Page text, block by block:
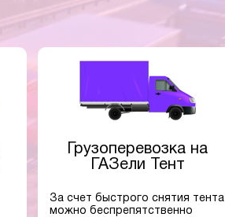
Грузоперевозка на
ГАЗели Тент
За счет быстрого снятия тента
можно беспрепятственно